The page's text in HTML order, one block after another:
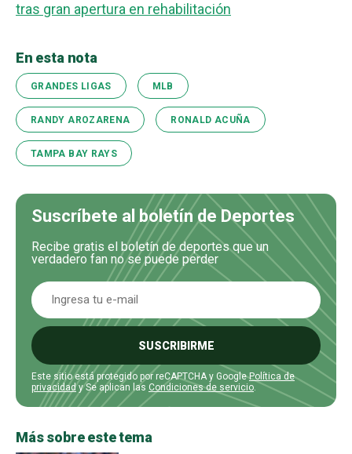
tras gran apertura en rehabilitación
En esta nota
GRANDES LIGAS MLB
RANDY AROZARENA RONALD ACUÑA
TAMPA BAY RAYS
Suscríbete al boletín de Deportes
Recibe gratis el boletín de deportes que un
verdadero fan no se puede perder
SUSCRIBIRME
Este sitio está protegido por reCAPTCHA y GooglePolítica de
privacidady Se aplican las Condiciones de servicio.
Más sobre este tema